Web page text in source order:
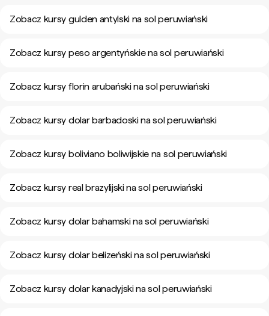
Zobacz kursy gulden antylski na sol peruwiański
Zobacz kursy peso argentyńskie na sol peruwiański
Zobacz kursy florin arubański na sol peruwiański
Zobacz kursy dolar barbadoski na sol peruwiański
Zobacz kursy boliviano boliwijskie na sol peruwiański
Zobacz kursy real brazylijski na sol peruwiański
Zobacz kursy dolar bahamski na sol peruwiański
Zobacz kursy dolar belizeński na sol peruwiański
Zobacz kursy dolar kanadyjski na sol peruwiański